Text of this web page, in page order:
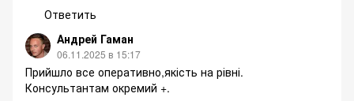
Ответить
Андрей Гаман
06.11.2025 в 15:17
Прийшло все оперативно,якість на рівні.
Консультантам окремий +.